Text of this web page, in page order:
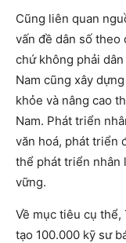
Cũng liên quan
vấn đề dân số theo
chứ không phải
Nam cũng xây
khỏe và nâng cao
Nam. Phát triển
văn hoá, phát triển
thể phát triển nhân
vững.
Về mục tiêu cụ
tạo 100.000 kỹ sư